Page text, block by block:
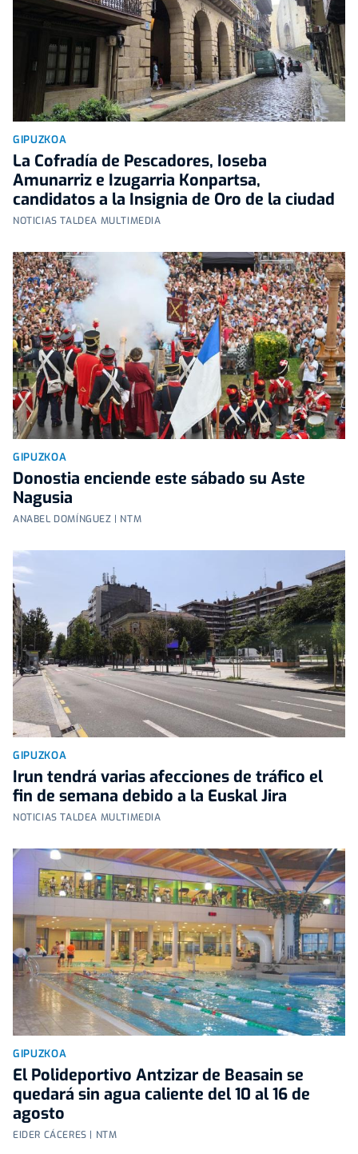
GIPUZKOA
La Cofradía de Pescadores, Ioseba
Amunarriz e Izugarria Konpartsa,
candidatos a la Insignia de Oro de la ciudad
NOTICIAS TALDEA MULTIMEDIA
GIPUZKOA
Donostia enciende este sábado su Aste
Nagusia
ANABEL DOMÍNGUEZ | NTM
GIPUZKOA
Irun tendrá varias afecciones de tráfico el
fin de semana debido a la Euskal Jira
NOTICIAS TALDEA MULTIMEDIA
GIPUZKOA
El Polideportivo Antzizar de Beasain se
quedará sin agua caliente del 10 al 16 de
agosto
EIDER CÁCERES | NTM